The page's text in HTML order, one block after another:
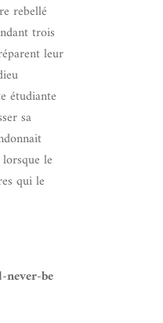
rebellé
trois
leur
étudiante
sa
le
qui le
be